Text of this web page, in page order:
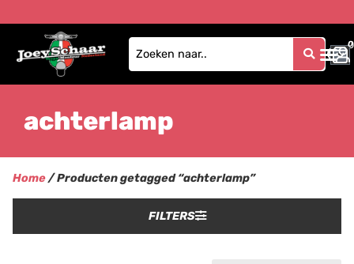
0
0
achterlamp
Home/ Producten getagged “achterlamp”
FILTERS